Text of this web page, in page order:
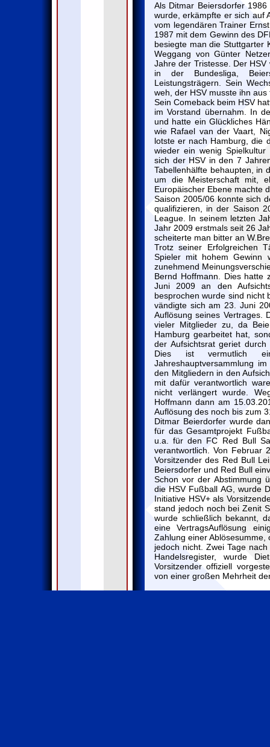
Als Ditmar Beiersdorfer
wurde, erkämpfte er sich auf
vom legendären Trainer
1987 mit dem Gewinn des
besiegte man die Stuttgarter
Weggang von Günter
Jahre der Tristesse. Der
in der Bundesliga,
Leistungsträgern. Sein
weh, der HSV musste ihn
Sein Comeback beim HSV
im Vorstand übernahm. In
und hatte ein Glückliches
wie Rafael van der Vaart,
lotste er nach Hamburg, die
wieder ein wenig
sich der HSV in den 7
Tabellenhälfte behaupten, in
um die Meisterschaft mit,
Europäischer Ebene machte
Saison 2005/06 konnte sich
qualifizieren, in der Saison
League. In seinem letzten
Jahr 2009 erstmals seit 26
scheiterte man bitter an
Trotz seiner Erfolgreichen
Spieler mit hohem Gewinn
zunehmend
Bernd Hoffmann. Dies hatte
Juni 2009 an den
besprochen wurde sind nicht
vändigte sich am 23. Juni
Auflösung seines Vertrages.
vieler Mitglieder zu, da
Hamburg gearbeitet hat,
der Aufsichtsrat geriet
Dies ist vermutlich
Jahreshauptversammlung
den Mitgliedern in den
mit dafür verantwortlich
nicht verlängert wurde.
Hoffmann dann am
Auflösung des noch bis zum
Ditmar Beierdorfer wurde
für das Gesamtprojekt
u.a. für den FC Red Bull
verantwortlich. Von Februar
Vorsitzender des Red Bull
Beiersdorfer und Red Bull
Schon vor der Abstimmung
die HSV Fußball AG, wurde
Initiative HSV+ als
stand jedoch noch bei Zenit
wurde schließlich bekannt,
eine VertragsAuflösung
Zahlung einer
jedoch nicht. Zwei Tage
Handelsregister, wurde
Vorsitzender offiziell
von einer großen Mehrheit